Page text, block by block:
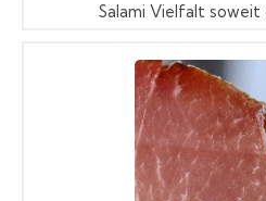
Salami Vielfalt